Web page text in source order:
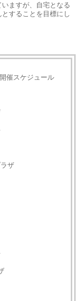
ますが、自宅となる
することを目標にし
催スケジュール
ザ